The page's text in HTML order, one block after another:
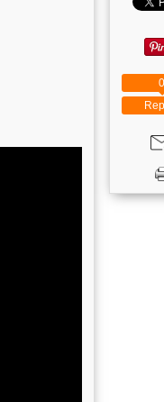
0